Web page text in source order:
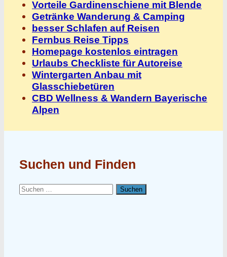
Vorteile Gardinenschiene mit Blende
Getränke Wanderung & Camping
besser Schlafen auf Reisen
Fernbus Reise Tipps
Homepage kostenlos eintragen
Urlaubs Checkliste für Autoreise
Wintergarten Anbau mit
Glasschiebetüren
CBD Wellness & Wandern Bayerische
Alpen
Suchen und Finden
Suchen